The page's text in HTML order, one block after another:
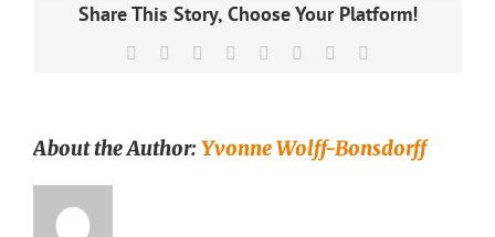
Share This Story, Choose Your Platform!
Facebook Reddit LinkedIn
TumblrPinterest
About the Author:Yvonne Wolff-Bonsdorff